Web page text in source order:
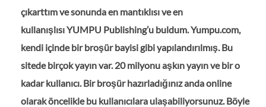
çıkarttım ve sonunda en mantıklısı ve en
kullanışlısı YUMPU Publishing’u buldum. Yumpu.com,
kendi içinde bir broşür bayisi gibi yapılandırılmış. Bu
sitede birçok yayın var. 20 milyonu aşkın yayın ve bir o
kadar kullanıcı. Bir broşür hazırladığınız anda online
olarak öncelikle bu kullanıcılara ulaşabiliyorsunuz. Böyle